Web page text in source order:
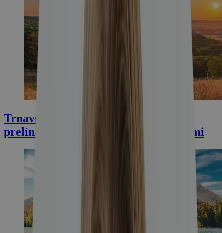
Trnavský kraj: kde sa piesočné duny
prelínajú s históriou, vínom a termálmi